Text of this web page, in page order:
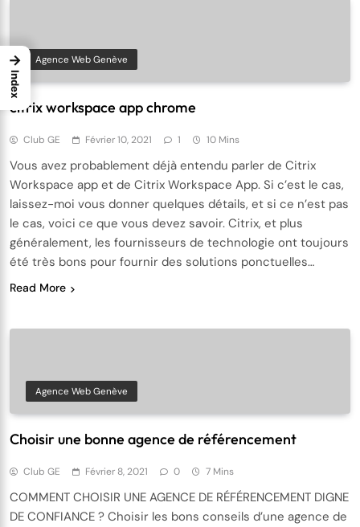
Agence Web Genève
citrix workspace app chrome
Club GE Février 10, 2021 1 10 Mins
Vous avez probablement déjà entendu parler de Citrix
Workspace app et de Citrix Workspace App. Si c’est le cas,
laissez-moi vous donner quelques détails, et si ce n’est pas
le cas, voici ce que vous devez savoir. Citrix, et plus
généralement, les fournisseurs de technologie ont toujours
été très bons pour fournir des solutions ponctuelles…
Read More
Agence Web Genève
Choisir une bonne agence de référencement
Club GE Février 8, 2021 0 7 Mins
COMMENT CHOISIR UNE AGENCE DE RÉFÉRENCEMENT DIGNE
DE CONFIANCE ? Choisir les bons conseils d’une agence de
→
Index